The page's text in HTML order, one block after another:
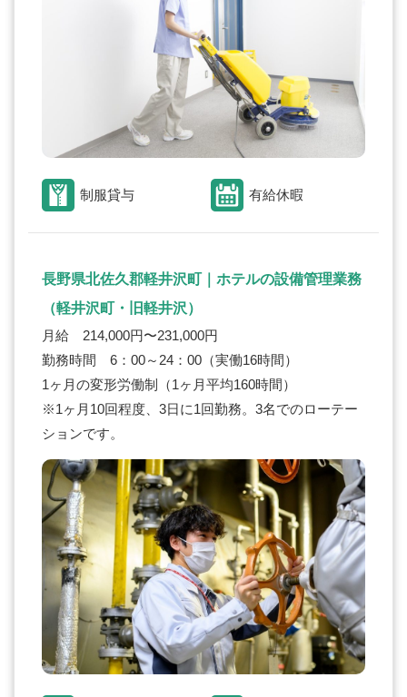
制服貸与 有給休暇
長野県北佐久郡軽井沢町｜ホテルの設備管理業務
（軽井沢町・旧軽井沢）
月給 214,000円〜231,000円
勤務時間 6：00～24：00（実働16時間）
1ヶ月の変形労働制（1ヶ月平均160時間）
※1ヶ月10回程度、3日に1回勤務。3名でのローテー
ションです。